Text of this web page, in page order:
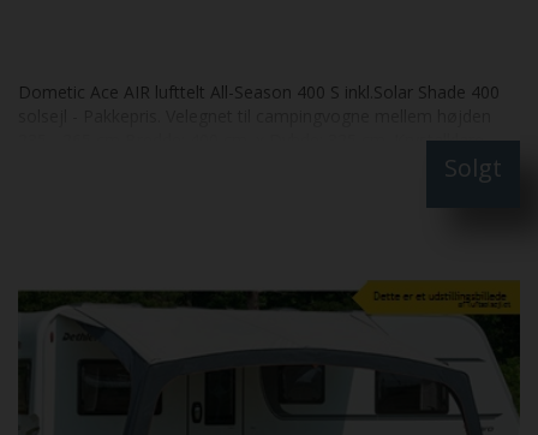
Dometic Ace AIR lufttelt All-Season 400 S inkl.Solar Shade 400
235 - 265 cm Bredde: 400 cm. x Dybde: 325 cm. Krystalklare
vinduer med gardiner, Ovenlysvinduer i taget. Beskyttende
udhæng foran med justerbare stænger Sidepaneler med lynlås
ud med døre, der kan åbnes, Sidedøre med mesh-paneler
Solgt